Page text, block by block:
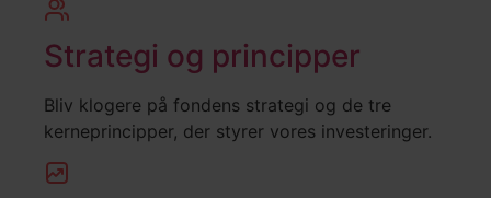
Strategi og principper
Bliv klogere på fondens strategi og de tre
kerneprincipper, der styrer vores investeringer.